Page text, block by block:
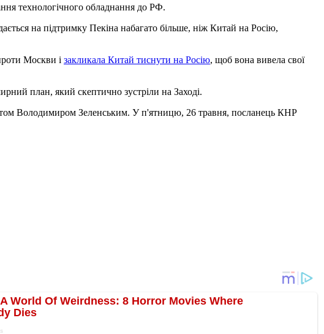
технологічного обладнання до РФ.
на підтримку Пекіна набагато більше, ніж Китай на Росію,
Москви і закликала Китай тиснути на Росію, щоб вона вивела свої
план, який скептично зустріли на Заході.
Володимиром Зеленським. У п'ятницю, 26 травня, посланець КНР